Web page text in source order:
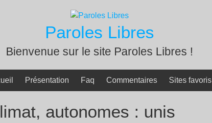
Paroles Libres
Bienvenue sur le site Paroles Libres !
Présentation Faq Commentaires Sites favoris
autonomes : unis